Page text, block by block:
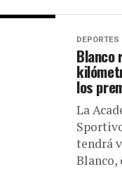
DEPORTES
Blanco
los
La
tendrá
Blanco,